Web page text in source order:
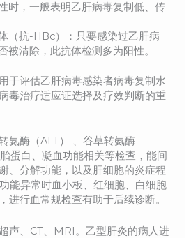
时，一般表明乙肝病毒复制低、传
（抗-HBc）：只要感染过乙肝病
被清除，此抗体检测多为阳性。
于评估乙肝病毒感染者病毒复制水
毒治疗适应证选择及疗效判断的重
氨酶（ALT） 、谷草转氨酶
蛋白、凝血功能相关等检查，能间
、分解功能，以及肝细胞的炎症程
能异常时血小板、红细胞、白细胞
进行血常规检查有助于后续诊断。
声、CT、MRI。乙型肝炎的病人进